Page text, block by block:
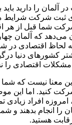
را دارید باید
ثبت شرکت شرایط
شما قبل از هر
می‌دهد که آلمان
اقتصادی در
کشورهای دنیا
مشکلات اقتصادی
این معنا نیست که
کنید. اما این
افراد زیادی
را انجام بدهند و
هستید.